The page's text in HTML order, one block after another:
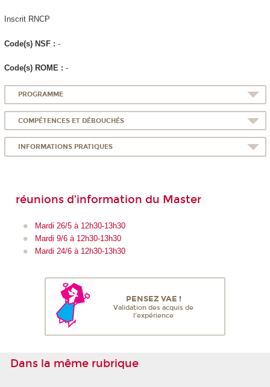
Inscrit RNCP
Code(s) NSF : -
Code(s) ROME : -
PROGRAMME
COMPÉTENCES ET DÉBOUCHÉS
INFORMATIONS PRATIQUES
réunions d’information du Master
Mardi 26/5 à 12h30-13h30
Mardi 9/6 à 12h30-13h30
Mardi 24/6 à 12h30-13h30
PENSEZ VAE !
Validation des acquis de
l'expérience
Dans la même rubrique